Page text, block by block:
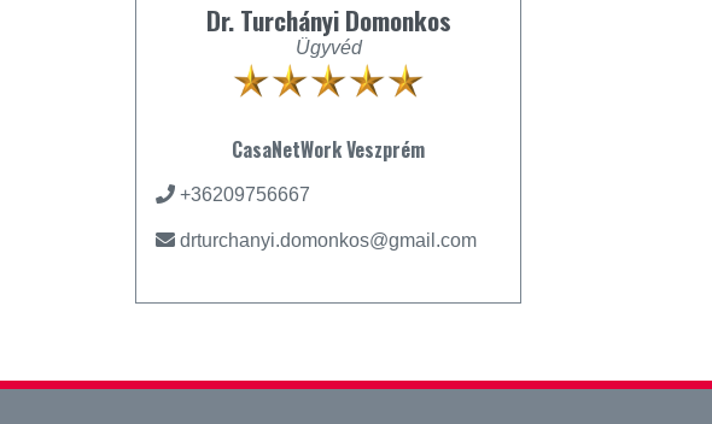
Dr. Turchányi Domonkos
Ügyvéd
CasaNetWork Veszprém
+36209756667
drturchanyi.domonkos@gmail.com